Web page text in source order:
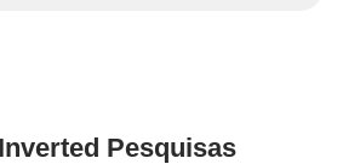
Pesquisas